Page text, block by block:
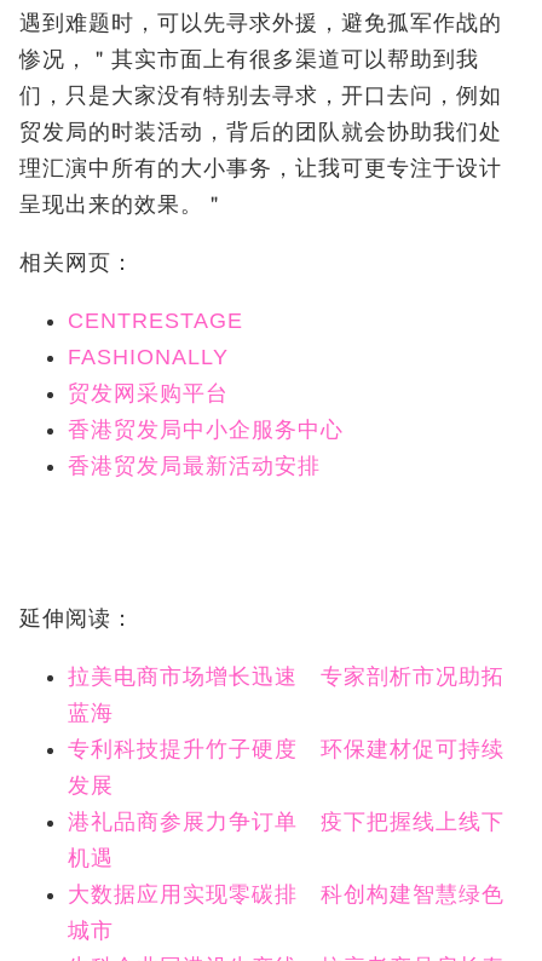
遇到难题时，可以先寻求外援，避免孤军作战的
惨况，＂其实市面上有很多渠道可以帮助到我
们，只是大家没有特别去寻求，开口去问，例如
贸发局的时装活动，背后的团队就会协助我们处
理汇演中所有的大小事务，让我可更专注于设计
呈现出来的效果。＂
相关网页：
CENTRESTAGE
FASHIONALLY
贸发网采购平台
香港贸发局中小企服务中心
香港贸发局最新活动安排
延伸阅读：
拉美电商市场增长迅速 专家剖析市况助拓
蓝海
专利科技提升竹子硬度 环保建材促可持续
发展
港礼品商参展力争订单 疫下把握线上线下
机遇
大数据应用实现零碳排 科创构建智慧绿色
城市